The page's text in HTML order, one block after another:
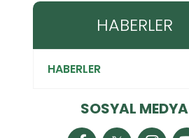
HABERLER
HABERLER
SOSYAL MEDYA